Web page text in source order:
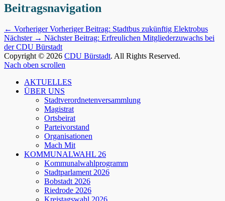
Beitragsnavigation
← Vorheriger Vorheriger Beitrag: Stadtbus zukünftig Elektrobus
Nächster → Nächster Beitrag: Erfreulichen Mitgliederzuwachs bei
der CDU Bürstadt
Copyright © 2026 CDU Bürstadt. All Rights Reserved.
Nach oben scrollen
AKTUELLES
ÜBER UNS
Stadtverordnetenversammlung
Magistrat
Ortsbeirat
Parteivorstand
Organisationen
Mach Mit
KOMMUNALWAHL 26
Kommunalwahlprogramm
Stadtparlament 2026
Bobstadt 2026
Riedrode 2026